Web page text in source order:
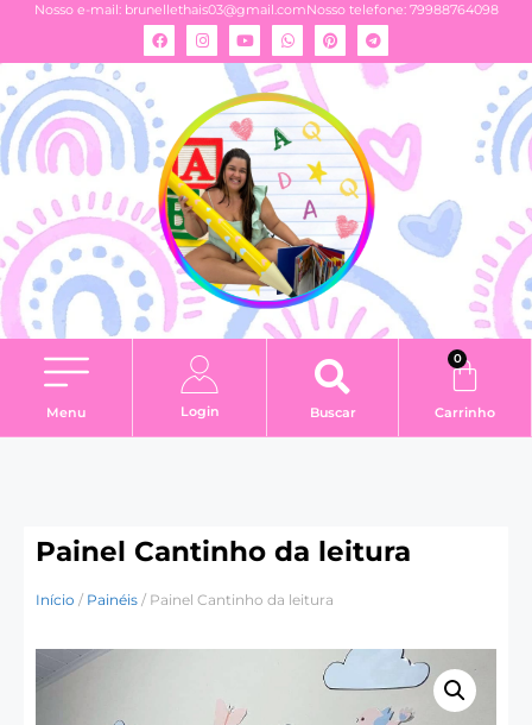
Nosso e-mail: brunellethais03@gmail.comNosso telefone: 79988764098
Menu Login Buscar
0
Carrinho
Painel Cantinho da leitura
Início / Painéis / Painel Cantinho da leitura